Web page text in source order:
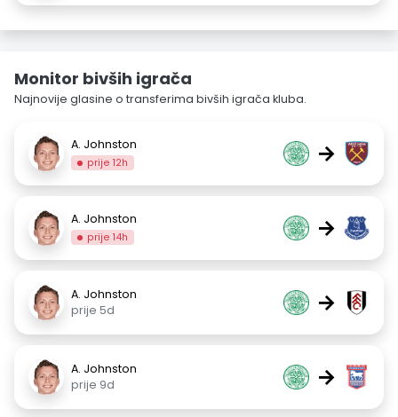
Monitor bivših igrača
Najnovije glasine o transferima bivših igrača kluba.
A. Johnston
prije 12h →
A. Johnston
prije 14h →
A. Johnston
prije 5d
→
A. Johnston
prije 9d
→